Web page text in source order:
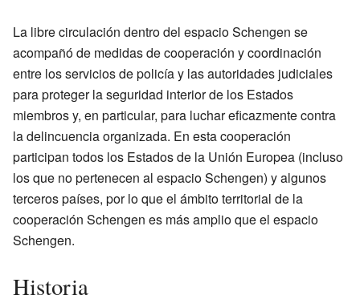
La libre circulación dentro del espacio Schengen se
acompañó de medidas de cooperación y coordinación
entre los servicios de policía y las autoridades judiciales
para proteger la seguridad interior de los Estados
miembros y, en particular, para luchar eficazmente contra
la delincuencia organizada. En esta cooperación
participan todos los Estados de la Unión Europea (incluso
los que no pertenecen al espacio Schengen) y algunos
terceros países, por lo que el ámbito territorial de la
cooperación Schengen es más amplio que el espacio
Schengen.
Historia